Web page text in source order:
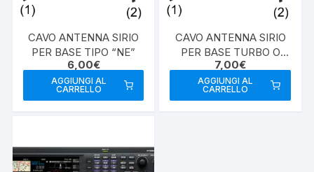
CAVO ANTENNA SIRIO
PER BASE TIPO “NE”
6,00€
AGGIUNGI AL
CARRELLO
CAVO ANTENNA SIRIO
PER BASE TURBO O
PERFORMER
7,00€
AGGIUNGI AL
CARRELLO